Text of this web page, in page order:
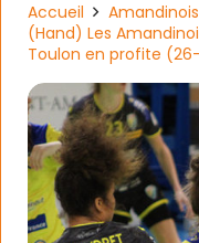
Accueil
Amandinois
(Hand) Les
Toulon en profite